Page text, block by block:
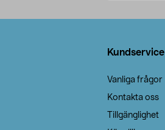
Kundservice
Vanliga frågor
Kontakta oss
Tillgänglighet